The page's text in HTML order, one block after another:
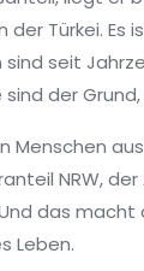
der Türkei.
sind seit
sind der
Menschen
NRW,der
das macht
Leben.